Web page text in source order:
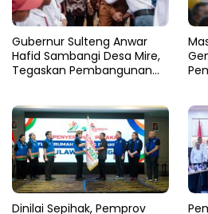
Gubernur Sulteng Anwar
Hafid Sambangi Desa Mire,
Tegaskan Pembangunan
Dinilai Sepihak, Pemprov